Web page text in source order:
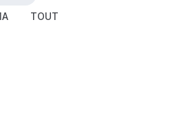
TOUT